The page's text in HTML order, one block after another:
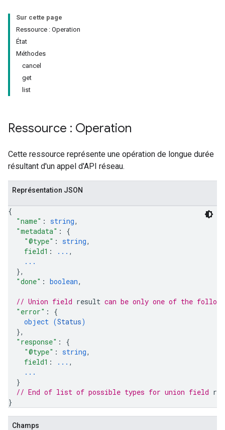
Sur cette page
Ressource : Operation
État
Méthodes
cancel
get
list
Ressource : Operation
Cette ressource représente une opération de longue durée
résultant d'un appel d'API réseau.
Représentation JSON
{
"name" : string,
"metadata" : {
"@type" : string,
field1 : ... ,
...
},
"done" : boolean,
// Union field result can be only one of the
"error" : {
object (Status)
},
"response" : {
"@type" : string,
field1 : ... ,
...
}
// End of list of possible types for union field
}
Champs